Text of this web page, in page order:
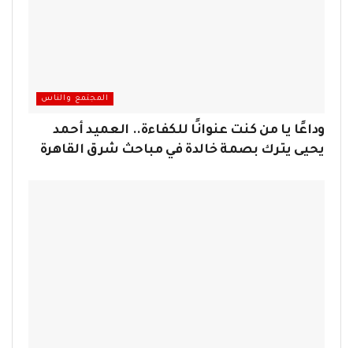
المجتمع والناس
وداعًا يا من كنت عنوانًا للكفاءة.. العميد أحمد
يحيى يترك بصمة خالدة في مباحث شرق القاهرة